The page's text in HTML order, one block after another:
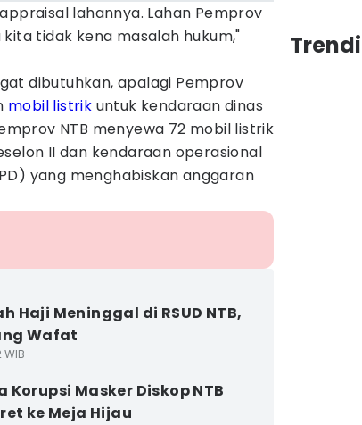
lahannya. Lahan Pemprov
tidak kena masalah hukum,"
dibutuhkan, apalagi Pemprov
mobil listrik untuk kendaraan dinas
NTB menyewa 72 mobil listrik
II dan kendaraan operasional
yang menghabiskan anggaran
Haji Meninggal di RSUD NTB,
Wafat
WIB
Korupsi Masker Diskop NTB
ke Meja Hijau